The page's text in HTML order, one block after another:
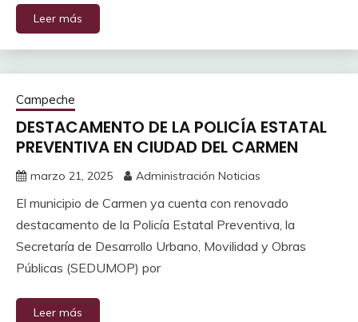
Leer más
Campeche
DESTACAMENTO DE LA POLICÍA ESTATAL
PREVENTIVA EN CIUDAD DEL CARMEN
marzo 21, 2025 Administración Noticias
El municipio de Carmen ya cuenta con renovado
destacamento de la Policía Estatal Preventiva, la
Secretaría de Desarrollo Urbano, Movilidad y Obras
Públicas (SEDUMOP) por
Leer más